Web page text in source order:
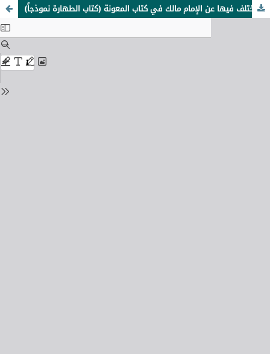
الروايات المختلف فيها عن الإمام مالك في كتاب المعونة (كتاب الطهارة نموذجاً)